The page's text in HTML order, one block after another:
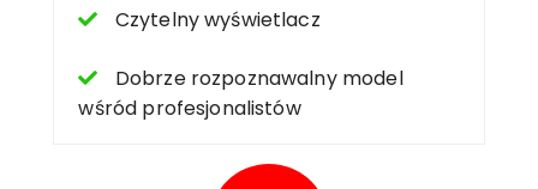
Czytelny wyświetlacz
Dobrze rozpoznawalny model
wśród profesjonalistów